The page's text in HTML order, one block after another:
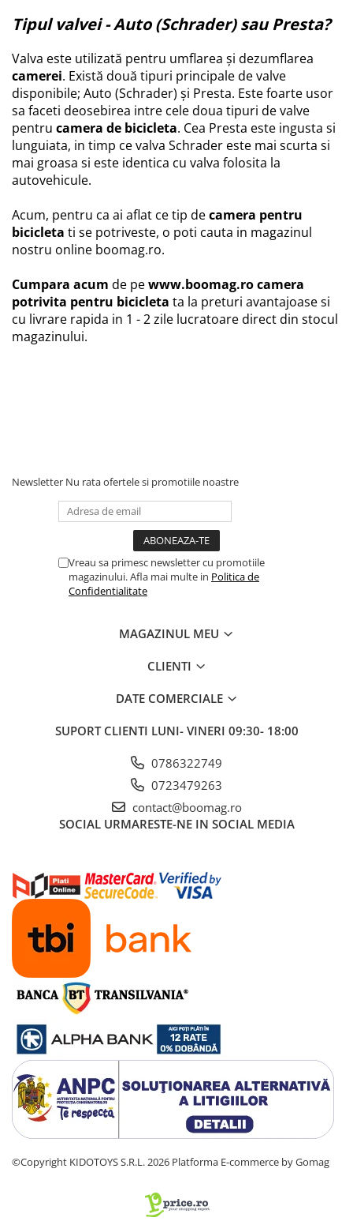
Tipul valvei - Auto (Schrader) sau Presta?
Valva este utilizată pentru umflarea și dezumflarea
camerei. Există două tipuri principale de valve
disponibile; Auto (Schrader) și Presta. Este foarte usor
sa faceti deosebirea intre cele doua tipuri de valve
pentru camera de bicicleta. Cea Presta este ingusta si
lunguiata, in timp ce valva Schrader este mai scurta si
mai groasa si este identica cu valva folosita la
autovehicule.
Acum, pentru ca ai aflat ce tip decamera pentru
bicicleta ti se potriveste, o poti cauta in magazinul
nostru online boomag.ro.
Cumpara acum de pewww.boomag.rocamera
potrivita pentru bicicleta ta la preturi avantajoase si
cu livrare rapida in 1 - 2 zile lucratoare direct din stocul
magazinului.
Newsletter Nu rata ofertele si promotiile noastre
Vreau sa primesc newsletter cu promotiile
magazinului. Afla mai multe in Politica de
Confidentialitate
MAGAZINUL MEU
CLIENTI
DATE COMERCIALE
SUPORT CLIENTI LUNI- VINERI 09:30- 18:00
0786322749
0723479263
contact@boomag.ro
SOCIAL URMARESTE-NE IN SOCIAL MEDIA
©Copyright KIDOTOYS S.R.L. 2026 Platforma E-commerce by Gomag